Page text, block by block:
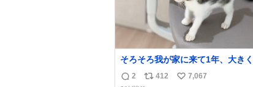
そろそろ我が家に来て1年、大き
🤍
返
2
リ
412
い
7,067